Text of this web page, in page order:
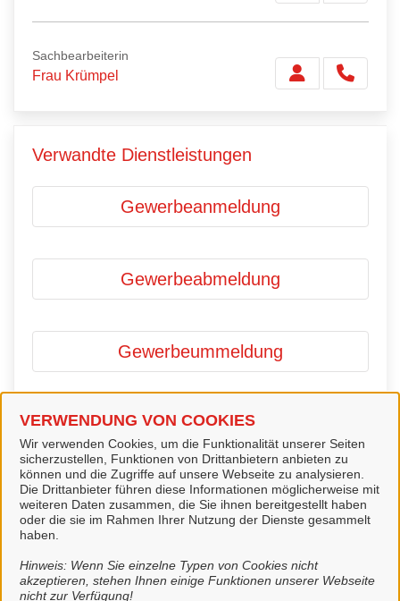
VERWENDUNG VON COOKIES
Wir verwenden Cookies, um die Funktionalität unserer Seiten
sicherzustellen, Funktionen von Drittanbietern anbieten zu
können und die Zugriffe auf unsere Webseite zu analysieren.
Die Drittanbieter führen diese Informationen möglicherweise mit
weiteren Daten zusammen, die Sie ihnen bereitgestellt haben
oder die sie im Rahmen Ihrer Nutzung der Dienste gesammelt
haben.
Hinweis: Wenn Sie einzelne Typen von Cookies nicht
akzeptieren, stehen Ihnen einige Funktionen unserer Webseite
nicht zur Verfügung!
Sachbearbeiterin
Frau Krümpel
Verwandte Dienstleistungen
Gewerbeanmeldung
Gewerbeabmeldung
Gewerbeummeldung
Gewerbezentralregister -
Beantragung einer Auskunft
Reisegewerbekarte beantragen